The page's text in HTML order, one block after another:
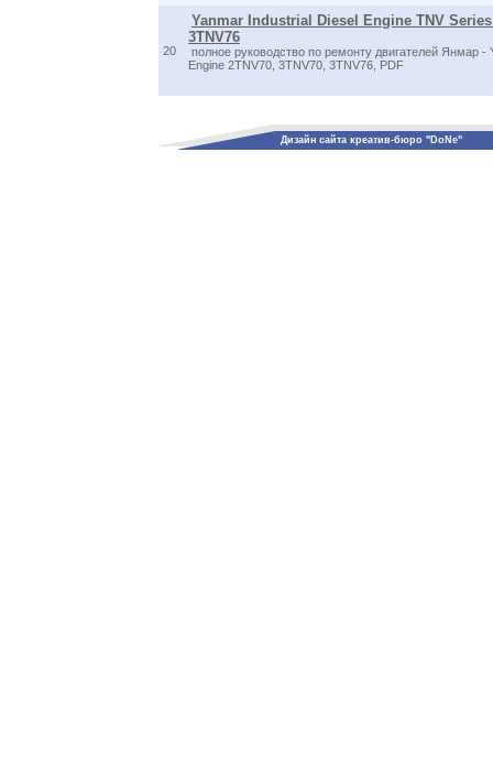
20
Yanmar Industrial Diesel Engine TNV Series
3TNV76
полное руководство по ремонту двигателей Янмар -
Engine 2TNV70, 3TNV70, 3TNV76, PDF
Дизайн сайта креатив-бюро "DoNe"